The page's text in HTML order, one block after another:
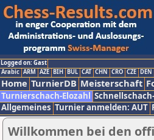
Logged on: Gast
Arabic ARM AZE BIH BUL CAT CHN CRO CZE DEN
Home TurnierDB Meisterschaft
Turnierschach-Elozahl
Allgemeines Turnier anmelden: AUT
Willkommen bei den